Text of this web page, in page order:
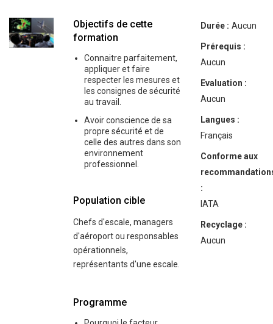
Objectifs de cette
formation
Connaitre parfaitement,
appliquer et faire
respecter les mesures et
les consignes de sécurité
au travail.
Avoir conscience de sa
propre sécurité et de
celle des autres dans son
environnement
professionnel.
Population cible
Chefs d'escale, managers
d'aéroport ou responsables
opérationnels,
représentants d'une escale.
Programme
Durée : Aucun
Prérequis :
Aucun
Evaluation :
Aucun
Langues :
Français
Conforme aux
:
IATA
Recyclage :
Aucun